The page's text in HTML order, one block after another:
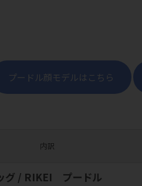
プードル顔モデルはこちら
内訳
グ / RIKEI プードル